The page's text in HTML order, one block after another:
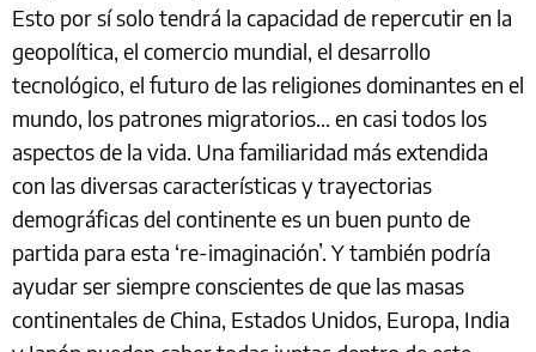
Esto por sí solo tendrá la capacidad de repercutir en la
geopolítica, el comercio mundial, el desarrollo
tecnológico, el futuro de las religiones dominantes en el
mundo, los patrones migratorios... en casi todos los
aspectos de la vida. Una familiaridad más extendida
con las diversas características y trayectorias
demográficas del continente es un buen punto de
partida para esta ‘re-imaginación’. Y también podría
ayudar ser siempre conscientes de que las masas
continentales de China, Estados Unidos, Europa, India